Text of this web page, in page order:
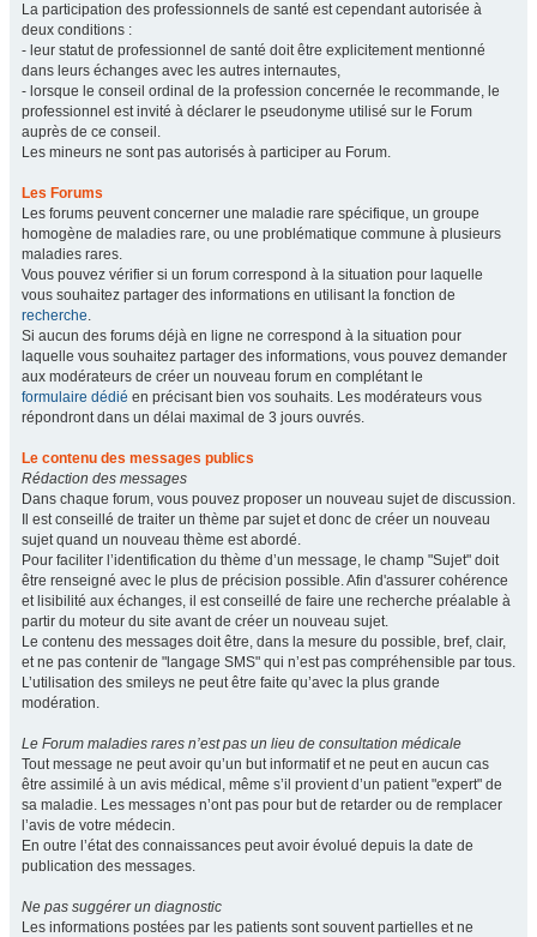
La participation des professionnels de santé est cependant autorisée à
deux conditions :
- leur statut de professionnel de santé doit être explicitement mentionné
dans leurs échanges avec les autres internautes,
- lorsque le conseil ordinal de la profession concernée le recommande, le
professionnel est invité à déclarer le pseudonyme utilisé sur le Forum
auprès de ce conseil.
Les mineurs ne sont pas autorisés à participer au Forum.
Les Forums
Les forums peuvent concerner une maladie rare spécifique, un groupe
homogène de maladies rare, ou une problématique commune à plusieurs
maladies rares.
Vous pouvez vérifier si un forum correspond à la situation pour laquelle
vous souhaitez partager des informations en utilisant la fonction de
recherche.
Si aucun des forums déjà en ligne ne correspond à la situation pour
laquelle vous souhaitez partager des informations, vous pouvez demander
aux modérateurs de créer un nouveau forum en complétant le
formulaire dédié en précisant bien vos souhaits. Les modérateurs vous
répondront dans un délai maximal de 3 jours ouvrés.
Le contenu des messages publics
Rédaction des messages
Dans chaque forum, vous pouvez proposer un nouveau sujet de discussion.
Il est conseillé de traiter un thème par sujet et donc de créer un nouveau
sujet quand un nouveau thème est abordé.
Pour faciliter l’identification du thème d’un message, le champ "Sujet" doit
être renseigné avec le plus de précision possible. Afin d'assurer cohérence
et lisibilité aux échanges, il est conseillé de faire une recherche préalable à
partir du moteur du site avant de créer un nouveau sujet.
Le contenu des messages doit être, dans la mesure du possible, bref, clair,
et ne pas contenir de "langage SMS" qui n’est pas compréhensible par tous.
L’utilisation des smileys ne peut être faite qu’avec la plus grande
modération.
Le Forum maladies rares n’est pas un lieu de consultation médicale
Tout message ne peut avoir qu’un but informatif et ne peut en aucun cas
être assimilé à un avis médical, même s’il provient d’un patient "expert" de
sa maladie. Les messages n’ont pas pour but de retarder ou de remplacer
l’avis de votre médecin.
En outre l’état des connaissances peut avoir évolué depuis la date de
publication des messages.
Ne pas suggérer un diagnostic
Les informations postées par les patients sont souvent partielles et ne